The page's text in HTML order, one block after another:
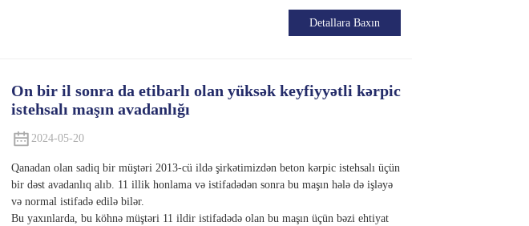
Detallara Baxın
On bir il sonra da etibarlı olan yüksək keyfiyyətli kərpic
istehsalı maşın avadanlığı
2024-05-20
Qanadan olan sadiq bir müştəri 2013-cü ildə şirkətimizdən beton kərpic istehsalı üçün
bir dəst avadanlıq alıb. 11 illik honlama və istifadədən sonra bu maşın hələ də işləyə
və normal istifadə edilə bilər.
Bu yaxınlarda, bu köhnə müştəri 11 ildir istifadədə olan bu maşın üçün bəzi ehtiyat